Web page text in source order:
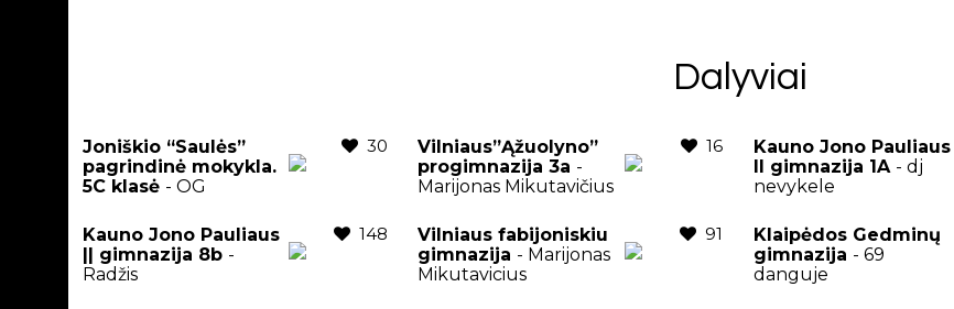
Dalyviai
Joniškio “Saulės”
pagrindinė mokykla.
5C klasė - OG
30
Vilniaus”Ąžuolyno”
progimnazija 3a -
Marijonas Mikutavičius
16
Kauno Jono Pauliaus
II gimnazija 1A - dj
nevykele
Kauno Jono Pauliaus
|| gimnazija 8b -
Radžis
148
Vilniaus fabijoniskiu
gimnazija - Marijonas
Mikutavicius
91
Klaipėdos Gedminų
gimnazija - 69
danguje